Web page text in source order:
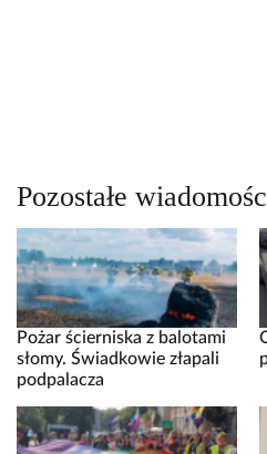
Pozostałe
Pożar ścierniska z balotami
słomy. Świadkowie złapali
podpalacza